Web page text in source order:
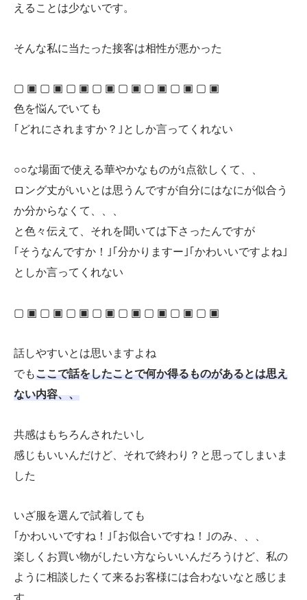
えることは少ないです。
そんな私に当たった接客は相性が悪かった
▢ ▣ ▢ ▣ ▢ ▣ ▢ ▣ ▢ ▣ ▢ ▣ ▢ ▣ ▢ ▣
色を悩んでいても
｢どれにされますか？｣としか言ってくれない
○○な場面で使える華やかなものが1点欲しくて、、
ロング丈がいいとは思うんですが自分にはなにが似合う
か分からなくて、、、
と色々伝えて、それを聞いては下さったんですが
｢そうなんですか！｣｢分かりますー｣｢かわいいですよね｣
としか言ってくれない
▢ ▣ ▢ ▣ ▢ ▣ ▢ ▣ ▢ ▣ ▢ ▣ ▢ ▣ ▢ ▣
話しやすいとは思いますよね
でもここで話をしたことで何か得るものがあるとは思え
ない内容、、
共感はもちろんされたいし
感じもいいんだけど、それで終わり？と思ってしまいま
した
いざ服を選んで試着しても
｢かわいいですね！｣｢お似合いですね！｣のみ、、、
楽しくお買い物がしたい方ならいいんだろうけど、私の
ように相談したくて来るお客様には合わないなと感じま